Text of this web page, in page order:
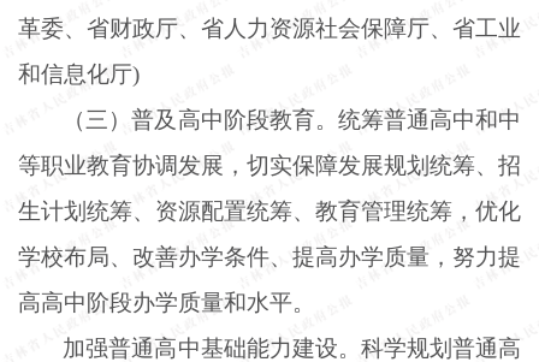
革委、省财政厅、省人力资源社会保障厅、省工业
和信息化厅)
（三）普及高中阶段教育。统筹普通高中和中
等职业教育协调发展，切实保障发展规划统筹、招
生计划统筹、资源配置统筹、教育管理统筹，优化
学校布局、改善办学条件、提高办学质量，努力提
高高中阶段办学质量和水平。
加强普通高中基础能力建设。科学规划普通高